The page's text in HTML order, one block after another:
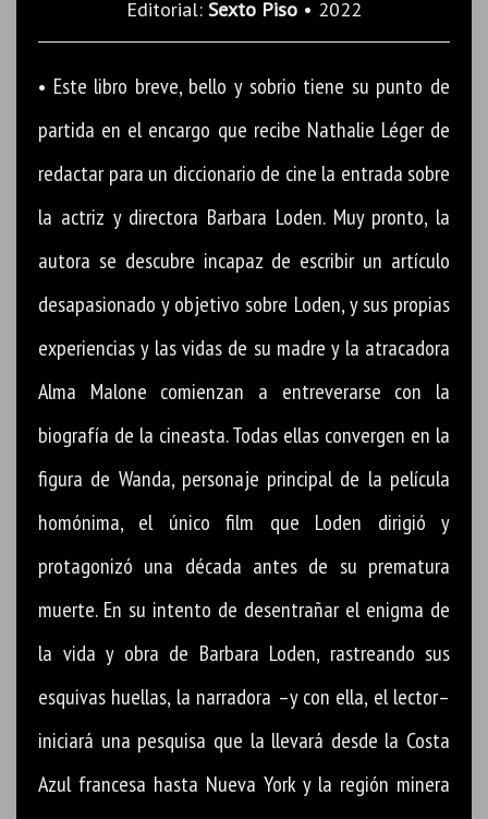
Editorial: Sexto Piso • 2022
• Este libro breve, bello y sobrio tiene su punto de
partida en el encargo que recibe Nathalie Léger de
redactar para un diccionario de cine la entrada sobre
la actriz y directora Barbara Loden. Muy pronto, la
autora se descubre incapaz de escribir un artículo
desapasionado y objetivo sobre Loden, y sus propias
experiencias y las vidas de su madre y la atracadora
Alma Malone comienzan a entreverarse con la
biografía de la cineasta. Todas ellas convergen en la
figura de Wanda, personaje principal de la película
homónima, el único film que Loden dirigió y
protagonizó una década antes de su prematura
muerte. En su intento de desentrañar el enigma de
la vida y obra de Barbara Loden, rastreando sus
esquivas huellas, la narradora –y con ella, el lector–
iniciará una pesquisa que la llevará desde la Costa
Azul francesa hasta Nueva York y la región minera